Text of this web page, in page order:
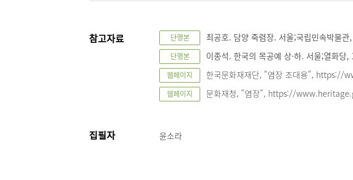
참고자료 단행본 최공호. 담양 죽렴장. 서울;국립민속박물
단행본 이종석. 한국의 목공예 상·하. 서울;열화당,
웹페이지 한국문화재재단, "염장 조대용", https://
웹페이지 문화재청, "염장", https://
집필자 윤소라